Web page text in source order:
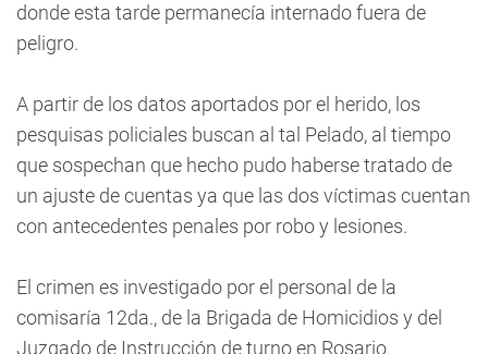
donde esta tarde permanecía internado fuera de
peligro.
A partir de los datos aportados por el herido, los
pesquisas policiales buscan al tal Pelado, al tiempo
que sospechan que hecho pudo haberse tratado de
un ajuste de cuentas ya que las dos víctimas cuentan
con antecedentes penales por robo y lesiones.
El crimen es investigado por el personal de la
comisaría 12da., de la Brigada de Homicidios y del
Juzgado de Instrucción de turno en Rosario.